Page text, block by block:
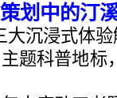
划中的汀
大沉浸式体
题科普地